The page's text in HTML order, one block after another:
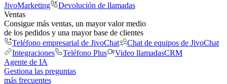
JivoMarketing
Devolución de llamadas
Ventas
Consigue más ventas, un mayor valor medio
de los pedidos y una mayor base de clientes
Teléfono empresarial de JivoChat
Chat de equipos de JivoChat
Integraciones
Teléfono Plus Video llamadasCRM
Agente de IA
Gestiona las preguntas
más frecuentes